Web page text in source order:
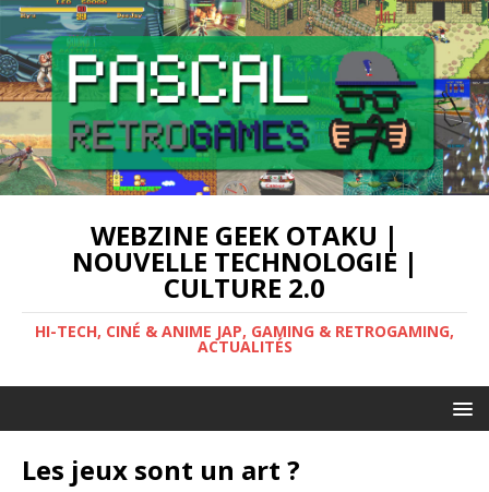
WEBZINE GEEK OTAKU |
NOUVELLE TECHNOLOGIE |
CULTURE 2.0
HI-TECH, CINÉ & ANIME JAP, GAMING & RETROGAMING,
ACTUALITÉS
Les jeux sont un art ?